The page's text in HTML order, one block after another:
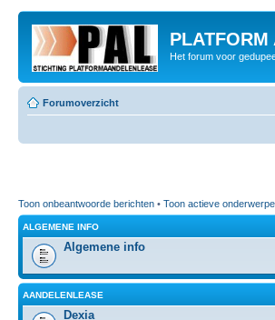
PLATFORM
Het forum voor
Forumoverzicht
Toon onbeantwoorde berichten • Toon actieve
ALGEMENE INFO
Algemene info
AANDELENLEASE
Dexia